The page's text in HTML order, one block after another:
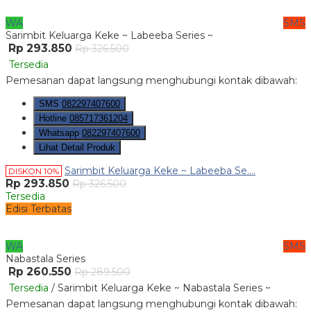
WA
SMS
Sarimbit Keluarga Keke ~ Labeeba Series ~
Rp 293.850 Rp 326.500
Tersedia
Pemesanan dapat langsung menghubungi kontak dibawah:
SMS 082297407600
Hotline 085717361204
Whatsapp 082297407600
Lihat Detail Produk
DISKON 10% Sarimbit Keluarga Keke ~ Labeeba Se....
Rp 293.850 Rp 326.500
Tersedia
Edisi Terbatas
WA
SMS
Nabastala Series
Rp 260.550 Rp 289.500
Tersedia / Sarimbit Keluarga Keke ~ Nabastala Series ~
Pemesanan dapat langsung menghubungi kontak dibawah: